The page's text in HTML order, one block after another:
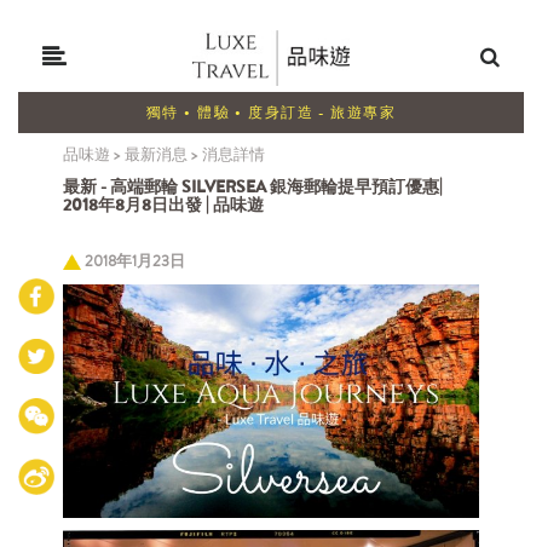
獨特 • 體驗 • 度身訂造 - 旅遊專家
品味遊 >最新消息 >消息詳情
最新 - 高端郵輪 SILVERSEA 銀海郵輪提早預訂優惠|
2018年8月8日出發 | 品味遊
2018年1月23日